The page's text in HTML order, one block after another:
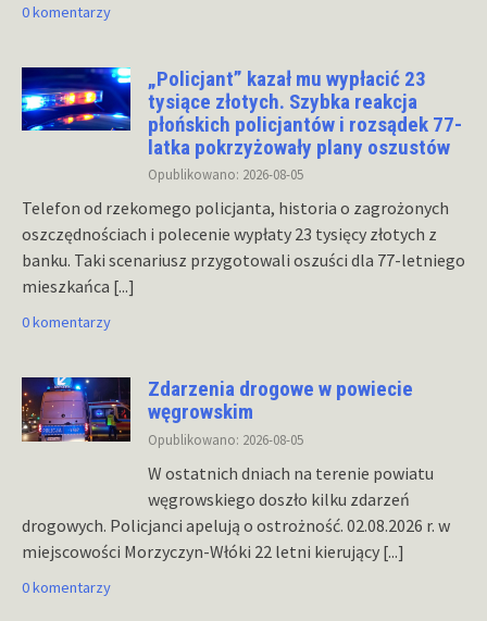
0 komentarzy
„Policjant” kazał mu wypłacić 23
tysiące złotych. Szybka reakcja
płońskich policjantów i rozsądek 77-
latka pokrzyżowały plany oszustów
Opublikowano: 2026-08-05
Telefon od rzekomego policjanta, historia o zagrożonych
oszczędnościach i polecenie wypłaty 23 tysięcy złotych z
banku. Taki scenariusz przygotowali oszuści dla 77-letniego
mieszkańca [...]
0 komentarzy
Zdarzenia drogowe w powiecie
węgrowskim
Opublikowano: 2026-08-05
W ostatnich dniach na terenie powiatu
węgrowskiego doszło kilku zdarzeń
drogowych. Policjanci apelują o ostrożność. 02.08.2026 r. w
miejscowości Morzyczyn-Włóki 22 letni kierujący [...]
0 komentarzy